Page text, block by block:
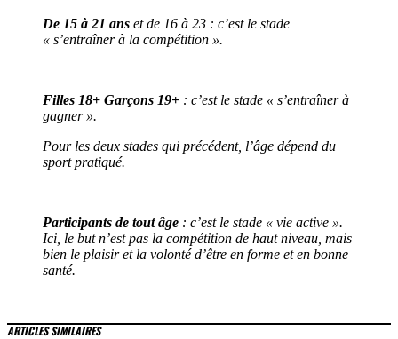
De 15 à 21 ans et de 16 à 23 : c’est le stade
« s’entraîner à la compétition ».
Filles 18+ Garçons 19+ : c’est le stade « s’entraîner à
gagner ».
Pour les deux stades qui précédent, l’âge dépend du
sport pratiqué.
Participants de tout âge : c’est le stade « vie active ».
Ici, le but n’est pas la compétition de haut niveau, mais
bien le plaisir et la volonté d’être en forme et en bonne
santé.
ARTICLES SIMILAIRES